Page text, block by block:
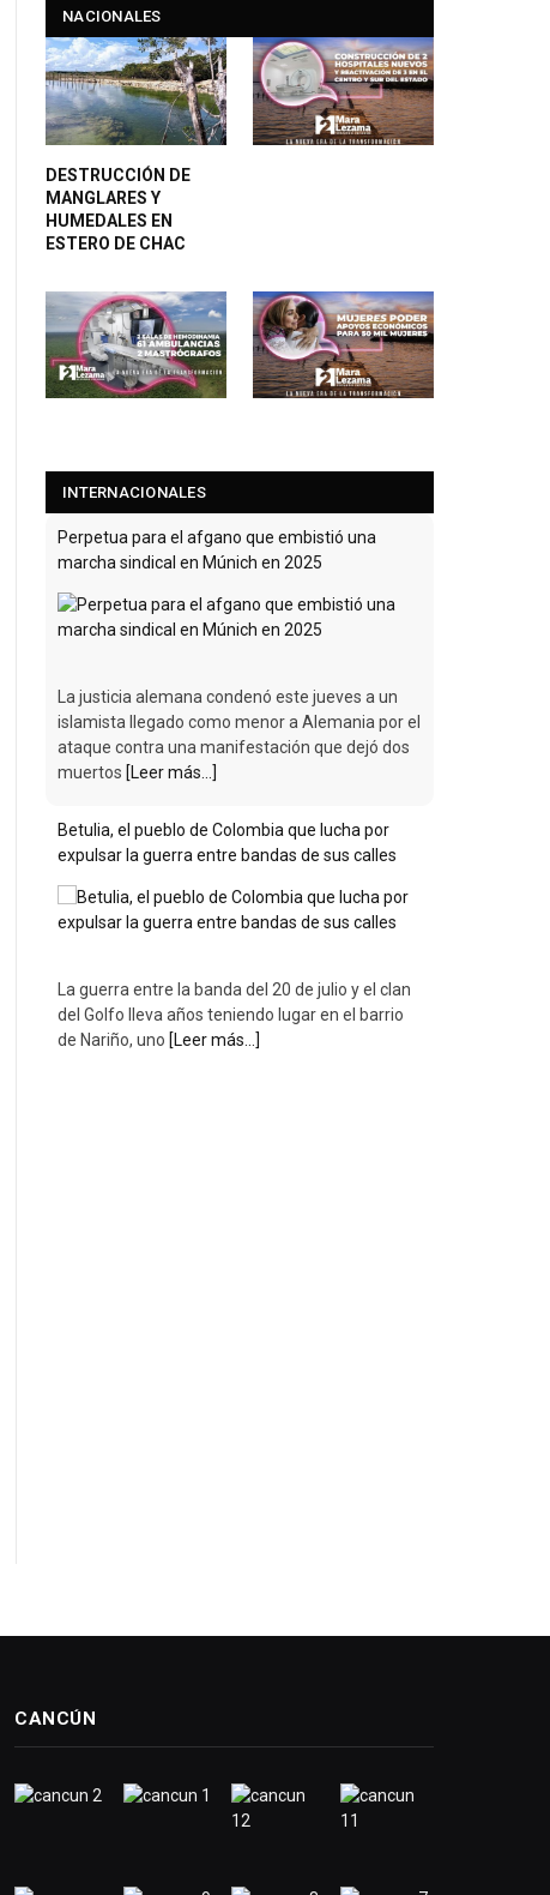
NACIONALES
DESTRUCCIÓN DE
MANGLARES Y
HUMEDALES EN
ESTERO DE CHAC
INTERNACIONALES
Perpetua para el afgano que embistió una
marcha sindical en Múnich en 2025
La justicia alemana condenó este jueves a un
islamista llegado como menor a Alemania por el
ataque contra una manifestación que dejó dos
muertos [Leer más...]
Betulia, el pueblo de Colombia que lucha por
expulsar la guerra entre bandas de sus calles
La guerra entre la banda del 20 de julio y el clan
del Golfo lleva años teniendo lugar en el barrio
de Nariño, uno [Leer más...]
CANCÚN